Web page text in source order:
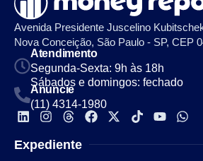
Avenida Presidente Juscelino
Nova Conceição, São Paulo - SP, CEP
Atendimento
Segunda-Sexta: 9h às 18h
Sábados e domingos: fechado
Anuncie
(11) 4314-1980
Expediente